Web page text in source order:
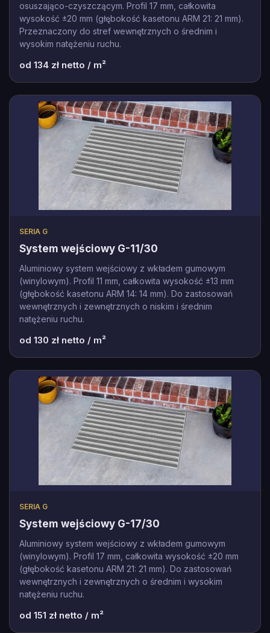
osuszająco-czyszczącym. Profil 17 mm, całkowita
wysokość ±20 mm (głębokość kasetonu ARM 21: 21 mm).
Przeznaczony do stref wewnętrznych o średnim i
wysokim natężeniu ruchu.
od 134 zł netto / m²
SERIA G
System wejściowy G-11/30
Aluminiowy system wejściowy z wkładem gumowym
(winylowym). Profil 11 mm, całkowita wysokość ±13 mm
(głębokość kasetonu ARM 14: 14 mm). Do zastosowań
wewnętrznych i zewnętrznych o niskim i średnim
natężeniu ruchu.
od 130 zł netto / m²
SERIA G
System wejściowy G-17/30
Aluminiowy system wejściowy z wkładem gumowym
(winylowym). Profil 17 mm, całkowita wysokość ±20 mm
(głębokość kasetonu ARM 21: 21 mm). Do zastosowań
wewnętrznych i zewnętrznych o średnim i wysokim
natężeniu ruchu.
od 151 zł netto / m²